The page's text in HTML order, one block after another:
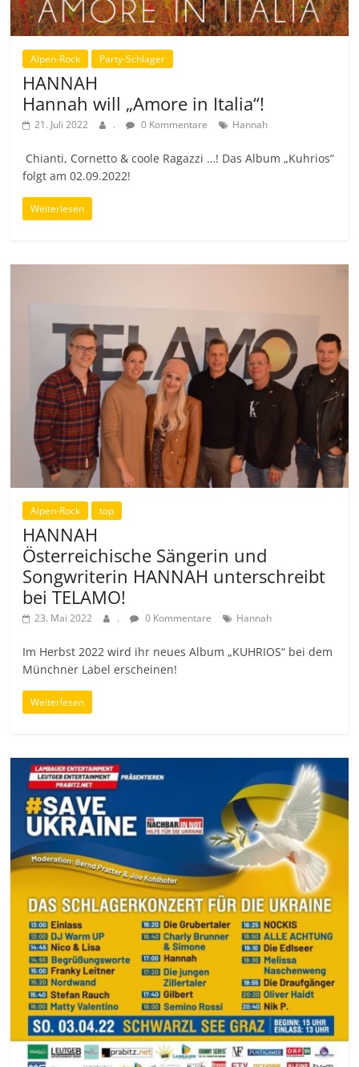
Alpen-Rock Party-Schlager
HANNAH
Hannah will „Amore in Italia“!
21. Juli 2022 . 0 Kommentare Hannah
Chianti, Cornetto & coole Ragazzi …! Das Album „Kuhrios“
folgt am 02.09.2022!
Weiterlesen
Alpen-Rock top
HANNAH
Österreichische Sängerin und
Songwriterin HANNAH unterschreibt
bei TELAMO!
23. Mai 2022 . 0 Kommentare Hannah
Im Herbst 2022 wird ihr neues Album „KUHRIOS“ bei dem
Münchner Label erscheinen!
Weiterlesen